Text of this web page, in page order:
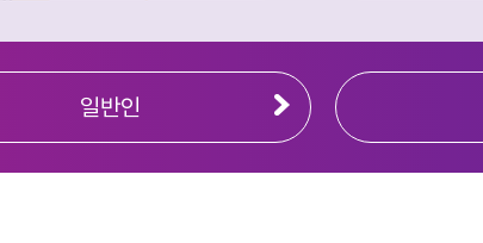
일반인